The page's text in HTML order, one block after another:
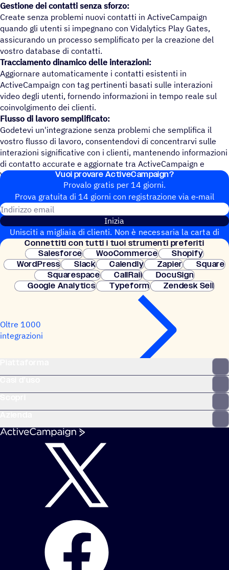
Gestione dei contatti senza sforzo:
Create senza problemi nuovi contatti in ActiveCampaign
quando gli utenti si impegnano con Vidalytics Play Gates,
assicurando un processo semplificato per la creazione del
vostro database di contatti.
Tracciamento dinamico delle interazioni:
Aggiornare automaticamente i contatti esistenti in
ActiveCampaign con tag pertinenti basati sulle interazioni
video degli utenti, fornendo informazioni in tempo reale sul
coinvolgimento dei clienti.
Flusso di lavoro semplificato:
Godetevi un'integrazione senza problemi che semplifica il
vostro flusso di lavoro, consentendovi di concentrarvi sulle
interazioni significative con i clienti, mantenendo informazioni
di contatto accurate e aggiornate tra ActiveCampaign e
Vidalytics.
Vuoi provare ActiveCampaign?
Provalo gratis per 14 giorni.
Prova gratuita di 14 giorni con regi­stra­zione via e‑mail
Inizia
Unisciti a migliaia di clienti. Non è necessaria la carta di
credito. Configurazione istantanea.
Connet­titi con tutti i tuoi strumenti preferiti
Salesforce
WooCommerce
Shopify
WordPress
Slack Calendly Zapier
Square
Squarespace
CallRail
DocuSign
Google Analytics
Typeform Zendesk Sell
Oltre 1000
integrazioni